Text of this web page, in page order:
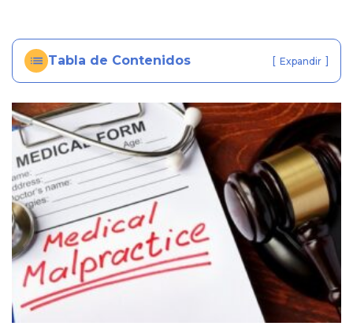
n
or
id
Tabla de Contenidos [ Expandir ]